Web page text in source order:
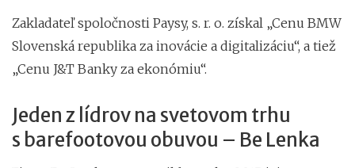
Zakladateľ spoločnosti Paysy, s. r. o. získal „Cenu BMW
Slovenská republika za inovácie a digitalizáciu“, a tiež
„Cenu J&T Banky za ekonómiu“.
Jeden z lídrov na svetovom trhu
s barefootovou obuvou – Be Lenka